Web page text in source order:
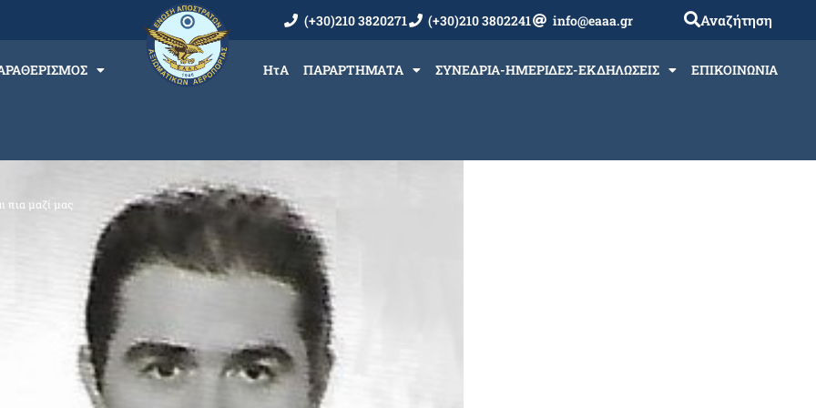
(+30)210 3820271 (+30)210 3802241 info@eaaa.gr Αναζήτηση
ΗτΑ ΠΑΡΑΡΤΗΜΑΤΑ ΣΥΝΕΔΡΙΑ-ΗΜΕΡΙΔΕΣ-ΕΚΔΗΛΩΣΕΙΣ ΕΠΙΚΟΙΝΩΝΙΑ
πια μαζί μας